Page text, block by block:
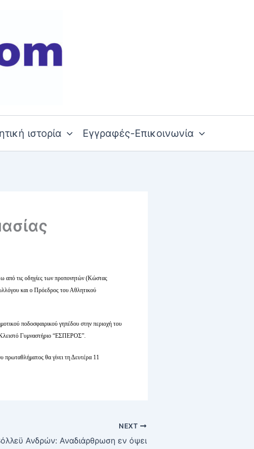
ιστορία Εγγραφές-Επικοινωνία
από τις οδηγίες των προπονητών (Κώστας
και ο Πρόεδρος του Αθλητικού
ποδοσφαιρικού γηπέδου στην περιοχή του
Κλειστό Γυμναστήριο “ΕΣΠΕΡΟΣ”.
θα γίνει τη Δευτέρα 11
NEXT
Ανδρών: Αναδιάρθρωση εν όψει